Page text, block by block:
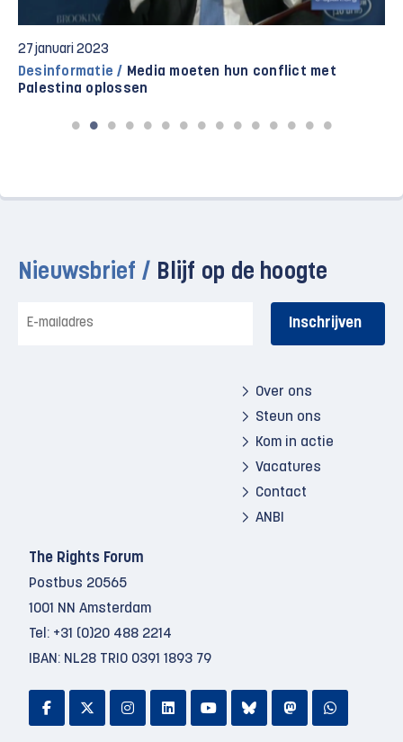
27 januari 2023
Desinformatie / Media moeten hun conflict met
Palestina oplossen
Nieuwsbrief / Blijf op de hoogte
mailadres
Over ons
Steun ons
Kom in actie
Vacatures
Contact
ANBI
The Rights Forum
Postbus 20565
1001 NN Amsterdam
Tel: +31 (0)20 488 2214
IBAN: NL28 TRIO 0391 1893 79